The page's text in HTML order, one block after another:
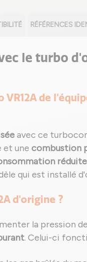
RÉFÉRENCES
le turbo
VR12A de
avec ce
une combustion
réduite
qui est installé
d'origine ?
la pression
. Celui-ci